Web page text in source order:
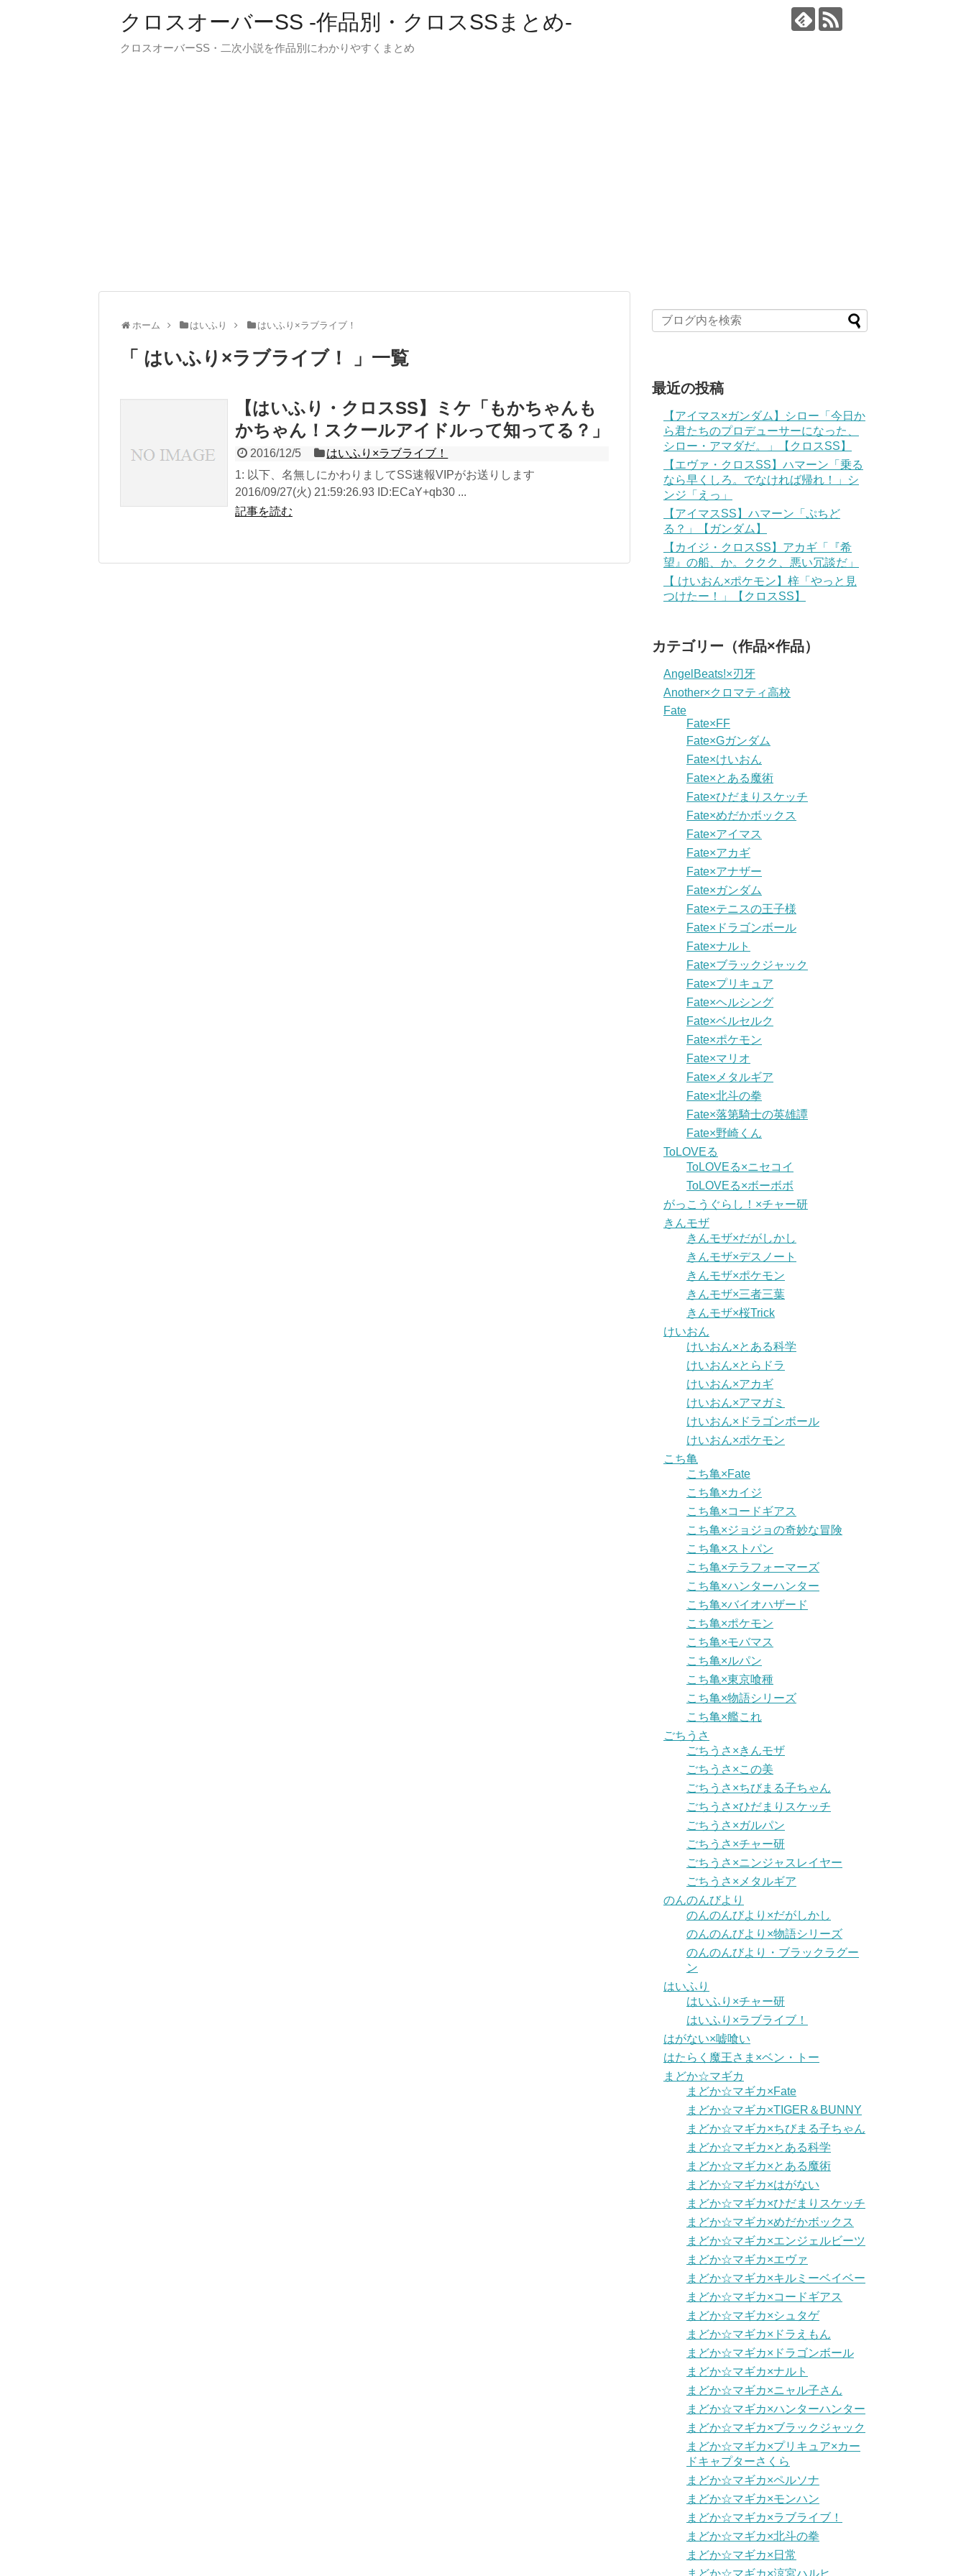
クロスオーバーSS -作品別・クロスSSまとめ-
クロスオーバーSS・二次小説を作品別にわかりやすくまとめ
ホーム はいふり はいふり×ラブライブ！
「 はいふり×ラブライブ！ 」一覧
【はいふり・クロスSS】ミケ「もかちゃんも
かちゃん！スクールアイドルって知ってる？」
2016/12/5
はいふり×ラブライブ！
1: 以下、名無しにかわりましてSS速報VIPがお送りします
2016/09/27(火) 21:59:26.93 ID:ECaY+qb30 ...
記事を読む
最近の投稿
【アイマス×ガンダム】シロー「今日か
ら君たちのプロデューサーになった、
シロー・アマダだ。」【クロスSS】
【エヴァ・クロスSS】ハマーン「乗る
なら早くしろ。でなければ帰れ！」シ
ンジ「えっ」
【アイマスSS】ハマーン「ぷちど
る？」【ガンダム】
【カイジ・クロスSS】アカギ「『希
望』の船、か。ククク、悪い冗談だ」
【 けいおん×ポケモン】梓「やっと見
つけたー！」【クロスSS】
カテゴリー（作品×作品）
AngelBeats!×刃牙
Another×クロマティ高校
Fate
Fate×FF
Fate×Gガンダム
Fate×けいおん
Fate×とある魔術
Fate×ひだまりスケッチ
Fate×めだかボックス
Fate×アイマス
Fate×アカギ
Fate×アナザー
Fate×ガンダム
Fate×テニスの王子様
Fate×ドラゴンボール
Fate×ナルト
Fate×ブラックジャック
Fate×プリキュア
Fate×ヘルシング
Fate×ベルセルク
Fate×ポケモン
Fate×マリオ
Fate×メタルギア
Fate×北斗の拳
Fate×落第騎士の英雄譚
Fate×野崎くん
ToLOVEる
ToLOVEる×ニセコイ
ToLOVEる×ボーボボ
がっこうぐらし！×チャー研
きんモザ
きんモザ×だがしかし
きんモザ×デスノート
きんモザ×ポケモン
きんモザ×三者三葉
きんモザ×桜Trick
けいおん
けいおん×とある科学
けいおん×とらドラ
けいおん×アカギ
けいおん×アマガミ
けいおん×ドラゴンボール
けいおん×ポケモン
こち亀
こち亀×Fate
こち亀×カイジ
こち亀×コードギアス
こち亀×ジョジョの奇妙な冒険
こち亀×ストパン
こち亀×テラフォーマーズ
こち亀×ハンターハンター
こち亀×バイオハザード
こち亀×ポケモン
こち亀×モバマス
こち亀×ルパン
こち亀×東京喰種
こち亀×物語シリーズ
こち亀×艦これ
ごちうさ
ごちうさ×きんモザ
ごちうさ×この美
ごちうさ×ちびまる子ちゃん
ごちうさ×ひだまりスケッチ
ごちうさ×ガルパン
ごちうさ×チャー研
ごちうさ×ニンジャスレイヤー
ごちうさ×メタルギア
のんのんびより
のんのんびより×だがしかし
のんのんびより×物語シリーズ
のんのんびより・ブラックラグー
ン
はいふり
はいふり×チャー研
はいふり×ラブライブ！
はがない×嘘喰い
はたらく魔王さま×ベン・トー
まどか☆マギカ
まどか☆マギカ×Fate
まどか☆マギカ×TIGER＆BUNNY
まどか☆マギカ×ちびまる子ちゃん
まどか☆マギカ×とある科学
まどか☆マギカ×とある魔術
まどか☆マギカ×はがない
まどか☆マギカ×ひだまりスケッチ
まどか☆マギカ×めだかボックス
まどか☆マギカ×エンジェルビーツ
まどか☆マギカ×エヴァ
まどか☆マギカ×キルミーベイベー
まどか☆マギカ×コードギアス
まどか☆マギカ×シュタゲ
まどか☆マギカ×ドラえもん
まどか☆マギカ×ドラゴンボール
まどか☆マギカ×ナルト
まどか☆マギカ×ニャル子さん
まどか☆マギカ×ハンターハンター
まどか☆マギカ×ブラックジャック
まどか☆マギカ×プリキュア×カー
ドキャプターさくら
まどか☆マギカ×ペルソナ
まどか☆マギカ×モンハン
まどか☆マギカ×ラブライブ！
まどか☆マギカ×北斗の拳
まどか☆マギカ×日常
まどか☆マギカ×涼宮ハルヒ